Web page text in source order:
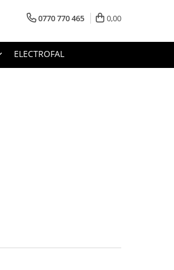
0770 770 465 0,00
ELECTROFAL